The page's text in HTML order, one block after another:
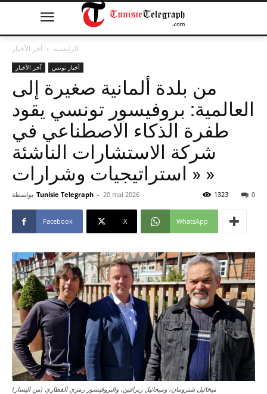
الرئيسية آخر الأخبار
آخر الأخبار أخبار تونس
من بلدة ألمانية صغيرة إلى
العالمية: بروفيسور تونسي يقود
طفرة الذكاء الاصطناعي في
شركة الاستشارات الناشئة
« استراتيجيات وشرارات »
بواسطة Tunisie Telegraph - 20 mai 2026 0
1323
Facebook X WhatsApp
ميخائيل شترومان، وميخائيل زيرافين، والبروفيسور رمزي القطاري (من اليسار)